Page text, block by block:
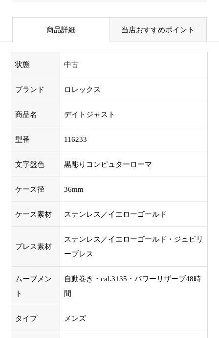
商品詳細 当店おすすめポイント
状態 中古
ブランド ロレックス
商品名 デイトジャスト
型番 116233
文字盤色 黒彫りコンピュターローマ
ケース径 36mm
ケース素材 ステンレス／イエローゴールド
ブレス素材
ステンレス／イエローゴールド・ジュビリ
ーブレス
ムーブメン
ト
自動巻き・cal.3135・パワーリザーブ48時
間
タイプ メンズ